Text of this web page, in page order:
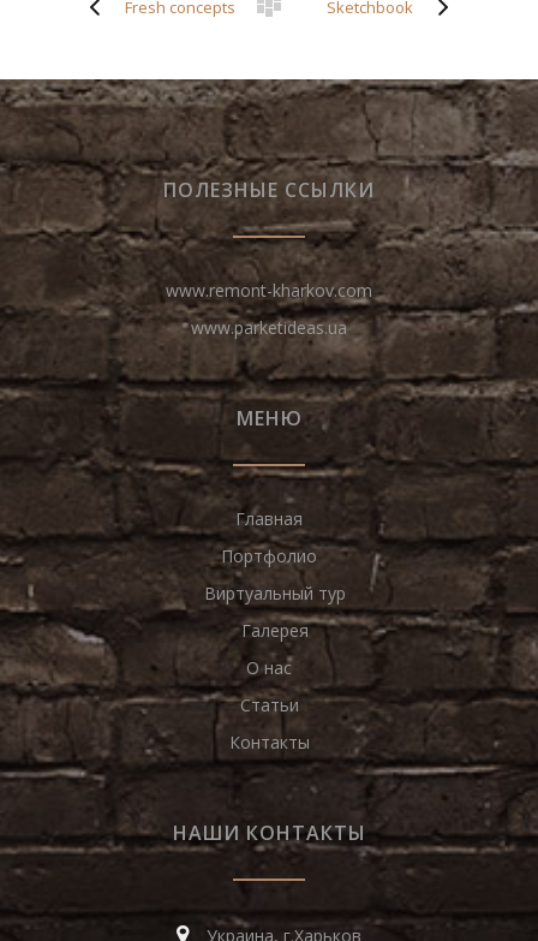
Fresh concepts Sketchbook
ПОЛЕЗНЫЕ ССЫЛКИ
www.remont-kharkov.com
www.parketideas.ua
МЕНЮ
Главная
Портфолио
Виртуальный тур
Галерея
О нас
Статьи
Контакты
НАШИ КОНТАКТЫ
Украина, г.Харьков